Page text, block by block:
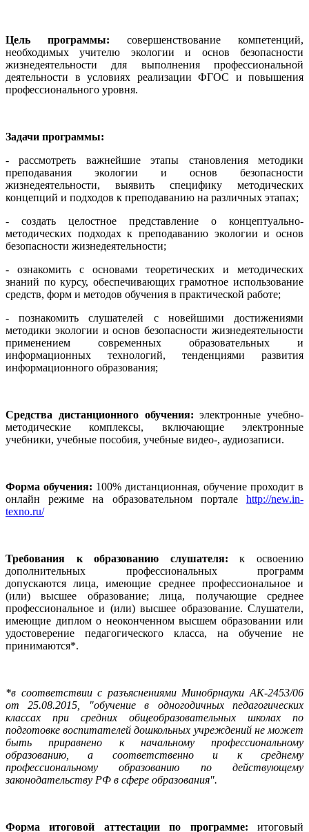
Цель программы: совершенствование компетенций,
необходимых учителю экологии и основ безопасности
жизнедеятельности для выполнения профессиональной
деятельности в условиях реализации ФГОС и повышения
профессионального уровня.
Задачи программы:
- рассмотреть важнейшие этапы становления методики
преподавания экологии и основ безопасности
жизнедеятельности, выявить специфику методических
концепций и подходов к преподаванию на различных этапах;
- создать целостное представление о концептуально-
методических подходах к преподаванию экологии и основ
безопасности жизнедеятельности;
- ознакомить с основами теоретических и методических
знаний по курсу, обеспечивающих грамотное использование
средств, форм и методов обучения в практической работе;
- познакомить слушателей с новейшими достижениями
методики экологии и основ безопасности жизнедеятельности
применением современных образовательных и
информационных технологий, тенденциями развития
информационного образования;
Средства дистанционного обучения: электронные учебно-
методические комплексы, включающие электронные
учебники, учебные пособия, учебные видео-, аудиозаписи.
Форма обучения: 100% дистанционная, обучение проходит в
онлайн режиме на образовательном портале http://new.in-
texno.ru/
Требования к образованию слушателя: к освоению
дополнительных профессиональных программ
допускаются лица, имеющие среднее профессиональное и
(или) высшее образование; лица, получающие среднее
профессиональное и (или) высшее образование. Слушатели,
имеющие диплом о неоконченном высшем образовании или
удостоверение педагогического класса, на обучение не
принимаются*.
*в соответствии с разъяснениями Минобрнауки АК-2453/06
от 25.08.2015, "обучение в одногодичных педагогических
классах при средних общеобразовательных школах по
подготовке воспитателей дошкольных учреждений не может
быть приравнено к начальному профессиональному
образованию, а соответственно и к среднему
профессиональному образованию по действующему
законодательству РФ в сфере образования".
Форма итоговой аттестации по программе: итоговый